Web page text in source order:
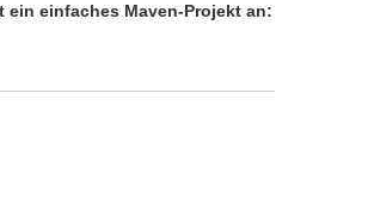
ein einfaches Maven-Projekt an: